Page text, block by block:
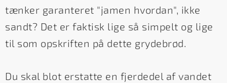
tænker garanteret "jamen hvordan", ikke
sandt? Det er faktisk lige så simpelt og lige
til som opskriften på dette grydebrød.
Du skal blot erstatte en fjerdedel af vandet